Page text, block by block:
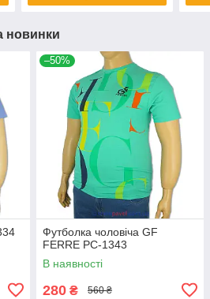
новинки
–50%
Футболка чоловіча GF
FERRE PC-1343
В наявності
280 ₴ 560 ₴